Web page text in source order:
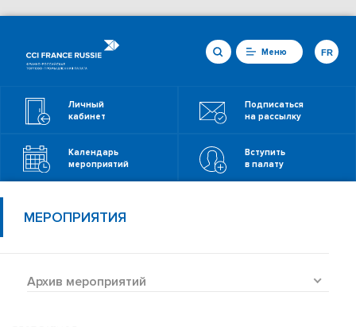
Меню
Личный
кабинет
Подписаться
на рассылку
Календарь
мероприятий
Вступить
в палату
FR
МЕРОПРИЯТИЯ
Архив мероприятий